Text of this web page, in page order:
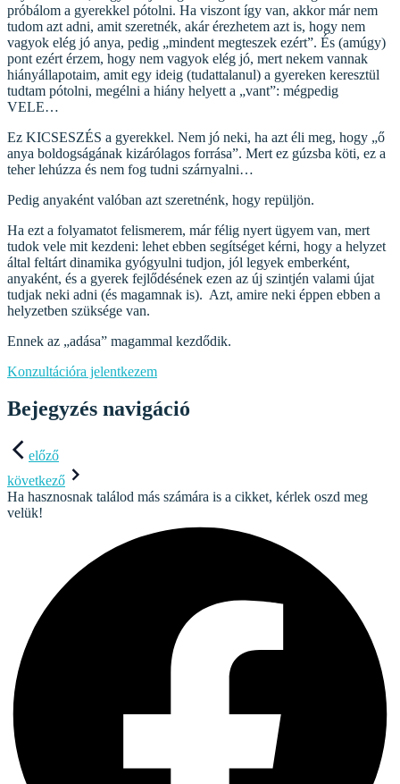
próbálom a gyerekkel pótolni. Ha viszont így van, akkor már nem
tudom azt adni, amit szeretnék, akár érezhetem azt is, hogy nem
vagyok elég jó anya, pedig „mindent megteszek ezért”. És (amúgy)
pont ezért érzem, hogy nem vagyok elég jó, mert nekem vannak
hiányállapotaim, amit egy ideig (tudattalanul) a gyereken keresztül
tudtam pótolni, megélni a hiány helyett a „vant”: mégpedig
VELE…
Ez KICSESZÉS a gyerekkel. Nem jó neki, ha azt éli meg, hogy „ő
anya boldogságának kizárólagos forrása”. Mert ez gúzsba köti, ez a
teher lehúzza és nem fog tudni szárnyalni…
Pedig anyaként valóban azt szeretnénk, hogy repüljön.
Ha ezt a folyamatot felismerem, már félig nyert ügyem van, mert
tudok vele mit kezdeni: lehet ebben segítséget kérni, hogy a helyzet
által feltárt dinamika gyógyulni tudjon, jól legyek emberként,
anyaként, és a gyerek fejlődésének ezen az új szintjén valami újat
tudjak neki adni (és magamnak is). Azt, amire neki éppen ebben a
helyzetben szüksége van.
Ennek az „adása” magammal kezdődik.
Konzultációra jelentkezem
Bejegyzés navigáció
előző
következő
Ha hasznosnak találod más számára is a cikket, kérlek oszd meg
velük!